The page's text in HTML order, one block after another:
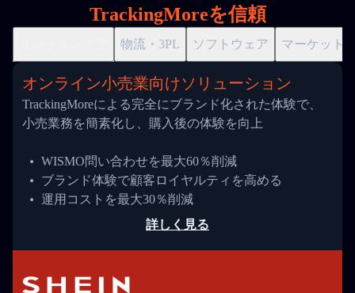
TrackingMoreを信頼
物流・3PL ソフトウェア マーケット
オンライン小売業向けソリューション
TrackingMoreによる完全にブランド化された体験で、
小売業務を簡素化し、購入後の体験を向上
WISMO問い合わせを最大60％削減
ブランド体験で顧客ロイヤルティを高める
運用コストを最大30％削減
詳しく見る